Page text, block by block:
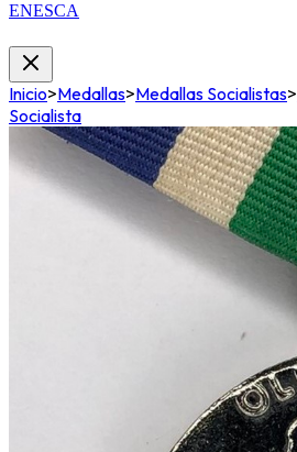
ENESCA
Inicio>Medallas>Medallas Socialistas>
Socialista